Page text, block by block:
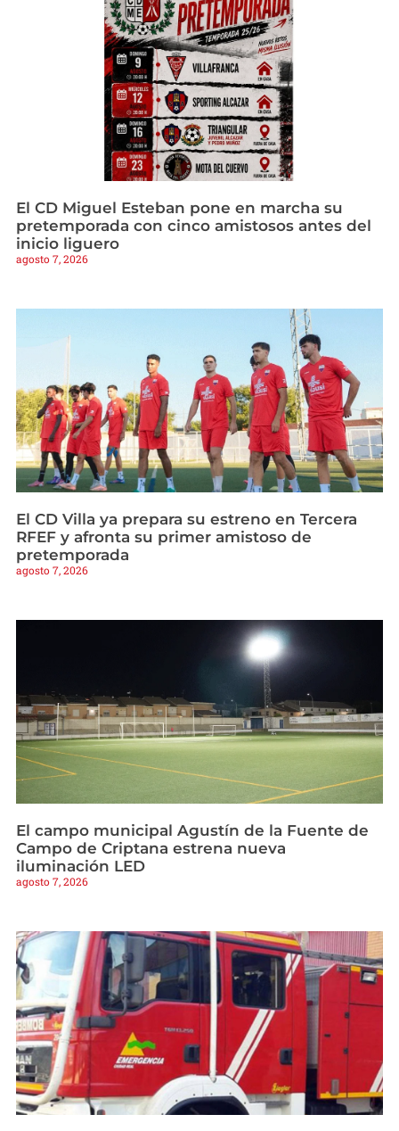
El CD Miguel Esteban pone en marcha su
pretemporada con cinco amistosos antes del
inicio liguero
agosto 7, 2026
El CD Villa ya prepara su estreno en Tercera
RFEF y afronta su primer amistoso de
pretemporada
agosto 7, 2026
El campo municipal Agustín de la Fuente de
Campo de Criptana estrena nueva
iluminación LED
agosto 7, 2026